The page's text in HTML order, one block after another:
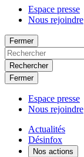
Espace presse
Nous rejoindre
Fermer
Rechercher
Fermer
Espace presse
Nous rejoindre
Actualités
Désinfox
Nos actions